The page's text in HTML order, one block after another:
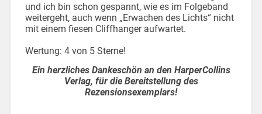
und ich bin schon gespannt, wie es im Folgeband
weitergeht, auch wenn „Erwachen des Lichts“ nicht
mit einem fiesen Cliffhanger aufwartet.
Wertung: 4 von 5 Sterne!
Ein herzliches Dankeschön an den HarperCollins
Verlag, für die Bereitstellung des
Rezensionsexemplars!